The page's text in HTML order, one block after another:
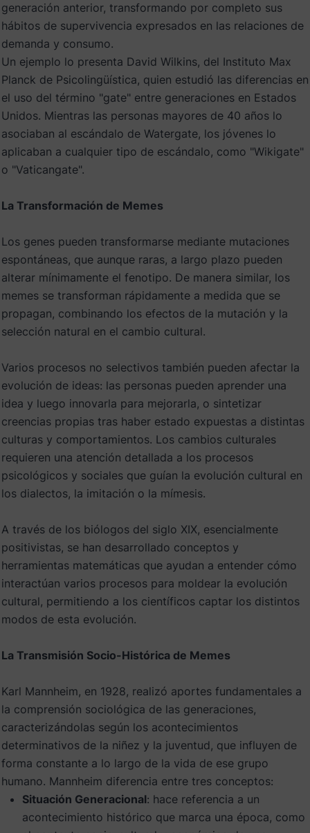
generación anterior, transformando por completo sus
hábitos de supervivencia expresados en las relaciones de
demanda y consumo.
Un ejemplo lo presenta David Wilkins, del Instituto Max
Planck de Psicolingüística, quien estudió las diferencias en
el uso del término "gate" entre generaciones en Estados
Unidos. Mientras las personas mayores de 40 años lo
asociaban al escándalo de Watergate, los jóvenes lo
aplicaban a cualquier tipo de escándalo, como "Wikigate"
o "Vaticangate".
La Transformación de Memes
Los genes pueden transformarse mediante mutaciones
espontáneas, que aunque raras, a largo plazo pueden
alterar mínimamente el fenotipo. De manera similar, los
memes se transforman rápidamente a medida que se
propagan, combinando los efectos de la mutación y la
selección natural en el cambio cultural.
Varios procesos no selectivos también pueden afectar la
evolución de ideas: las personas pueden aprender una
idea y luego innovarla para mejorarla, o sintetizar
creencias propias tras haber estado expuestas a distintas
culturas y comportamientos. Los cambios culturales
requieren una atención detallada a los procesos
psicológicos y sociales que guían la evolución cultural en
los dialectos, la imitación o la mímesis.
A través de los biólogos del siglo XIX, esencialmente
positivistas, se han desarrollado conceptos y
herramientas matemáticas que ayudan a entender cómo
interactúan varios procesos para moldear la evolución
cultural, permitiendo a los científicos captar los distintos
modos de esta evolución.
La Transmisión Socio-Histórica de Memes
Karl Mannheim, en 1928, realizó aportes fundamentales a
la comprensión sociológica de las generaciones,
caracterizándolas según los acontecimientos
determinativos de la niñez y la juventud, que influyen de
forma constante a lo largo de la vida de ese grupo
humano. Mannheim diferencia entre tres conceptos:
Situación Generacional: hace referencia a un
acontecimiento histórico que marca una época, como